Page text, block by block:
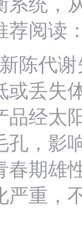
系统，
荐阅读
陈代
或丢失
品经太
孔，影
春期雄
严重，